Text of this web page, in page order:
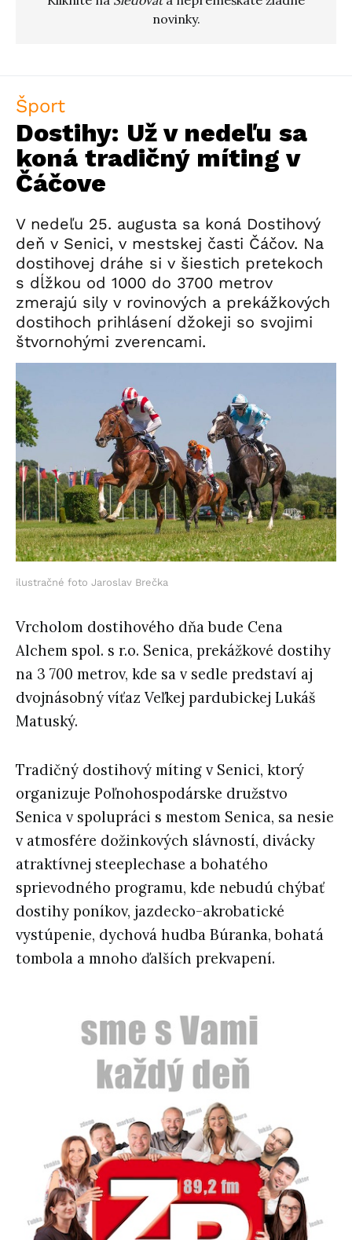
novinky.
Šport
Dostihy: Už v nedeľu sa
koná tradičný míting v
Čáčove
V nedeľu 25. augusta sa koná Dostihový
deň v Senici, v mestskej časti Čáčov. Na
dostihovej dráhe si v šiestich pretekoch
s dĺžkou od 1000 do 3700 metrov
zmerajú sily v rovinových a prekážkových
dostihoch prihlásení džokeji so svojimi
štvornohými zverencami.
ilustračné foto Jaroslav Brečka
Vrcholom dostihového dňa bude Cena
Alchem spol. s r.o. Senica, prekážkové dostihy
na 3 700 metrov, kde sa v sedle predstaví aj
dvojnásobný víťaz Veľkej pardubickej Lukáš
Matuský.
Tradičný dostihový míting v Senici, ktorý
organizuje Poľnohospodárske družstvo
Senica v spolupráci s mestom Senica, sa nesie
v atmosfére dožinkových slávností, divácky
atraktívnej steeplechase a bohatého
sprievodného programu, kde nebudú chýbať
dostihy poníkov, jazdecko-akrobatické
vystúpenie, dychová hudba Búranka, bohatá
tombola a mnoho ďalších prekvapení.